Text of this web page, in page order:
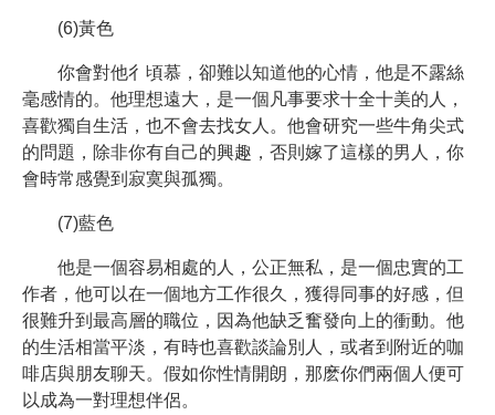
(6)黃色
你會對他彳頃慕，卻難以知道他的心情，他是不露絲
毫感情的。他理想遠大，是一個凡事要求十全十美的人，
喜歡獨自生活，也不會去找女人。他會研究一些牛角尖式
的問題，除非你有自己的興趣，否則嫁了這樣的男人，你
會時常感覺到寂寞與孤獨。
(7)藍色
他是一個容易相處的人，公正無私，是一個忠實的工
作者，他可以在一個地方工作很久，獲得同事的好感，但
很難升到最高層的職位，因為他缺乏奮發向上的衝動。他
的生活相當平淡，有時也喜歡談論別人，或者到附近的咖
啡店與朋友聊天。假如你性情開朗，那麽你們兩個人便可
以成為一對理想伴侶。